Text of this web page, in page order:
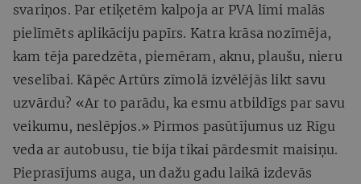
svariņos. Par etiķetēm kalpoja ar PVA līmi malās
pielīmēts aplikāciju papīrs. Katra krāsa nozīmēja,
kam tēja paredzēta, piemēram, aknu, plaušu, nieru
veselībai. Kāpēc Artūrs zīmolā izvēlējās likt savu
uzvārdu? «Ar to parādu, ka esmu atbildīgs par savu
veikumu, neslēpjos.» Pirmos pasūtījumus uz Rīgu
veda ar autobusu, tie bija tikai pārdesmit maisiņu.
Pieprasījums auga, un dažu gadu laikā izdevās